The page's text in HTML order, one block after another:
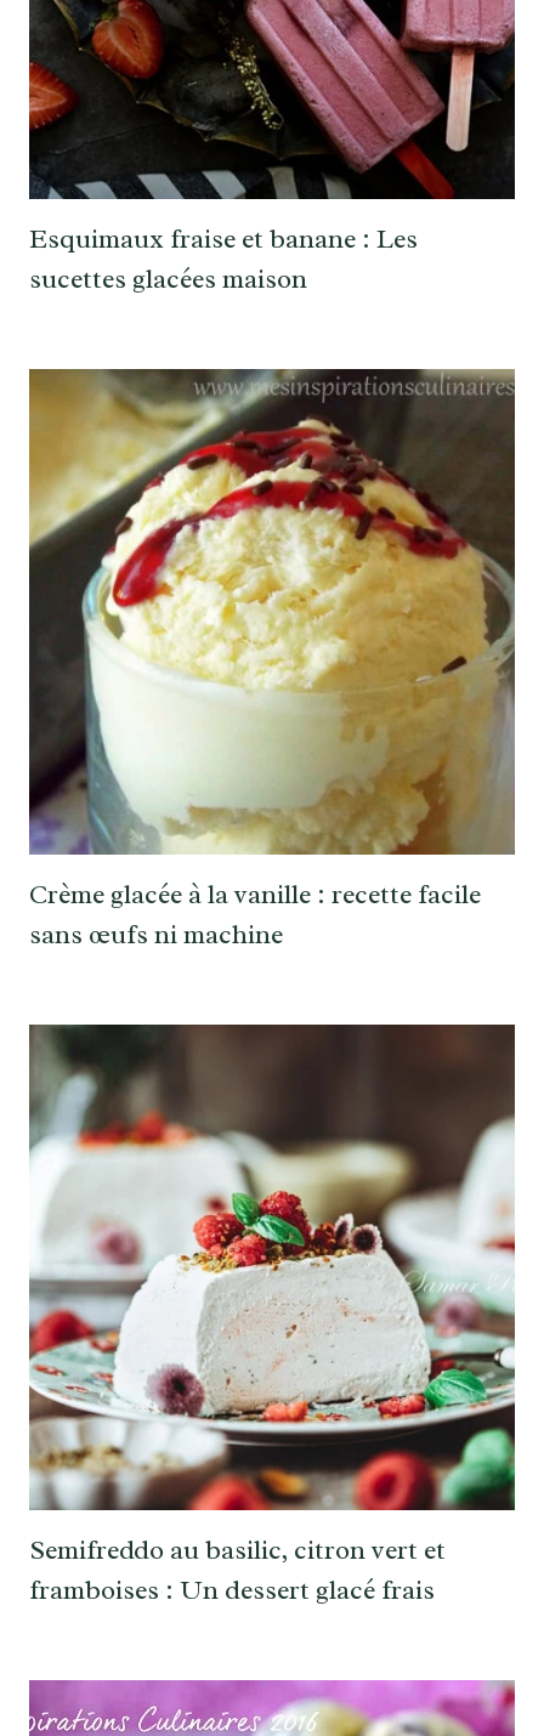
Esquimaux fraise et banane : Les
sucettes glacées maison
Crème glacée à la vanille : recette facile
sans œufs ni machine
Semifreddo au basilic, citron vert et
framboises : Un dessert glacé frais